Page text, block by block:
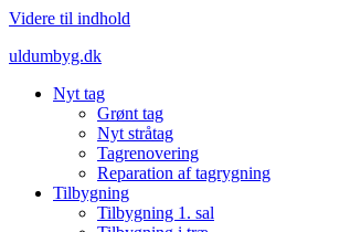
Videre til indhold
uldumbyg.dk
Nyt tag
Grønt tag
Nyt stråtag
Tagrenovering
Reparation af tagrygning
Tilbygning
Tilbygning 1. sal